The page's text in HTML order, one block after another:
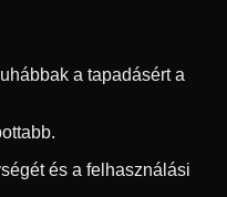
a tapadásért a
és a felhasználási